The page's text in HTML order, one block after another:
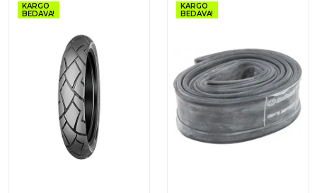
KARGO
BEDAVA!
KARGO
BEDAVA!